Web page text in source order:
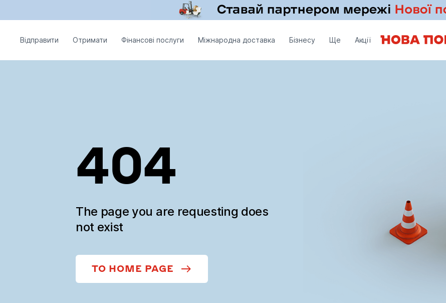
Відправити Отримати Фінансові послуги Міжнародна доставка Бізнесу Ще Акції
404
The page you are requesting does
not exist
TO HOME PAGE